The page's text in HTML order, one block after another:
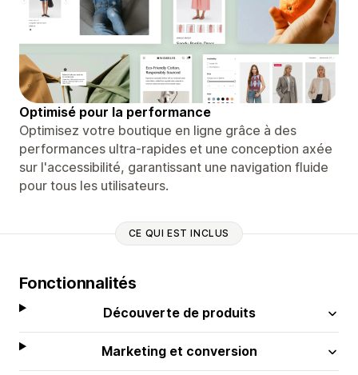
Optimisé pour la performance
Optimisez votre boutique en ligne grâce à des
performances ultra-rapides et une conception axée
sur l'accessibilité, garantissant une navigation fluide
pour tous les utilisateurs.
CE QUI EST INCLUS
Fonctionnalités
Découverte de produits
Marketing et conversion